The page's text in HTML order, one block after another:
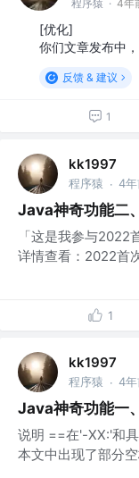
程序猿 · 4年
[优化]
你们文章发布中
反馈 & 建议
1
kk1997
程序猿 · 4年
Java神奇功能
「这是我参与2022
详情查看：2022首
1
kk1997
程序猿 · 4年
Java神奇功能一
说明 ==在'-XX:'和
本文中出现了部分